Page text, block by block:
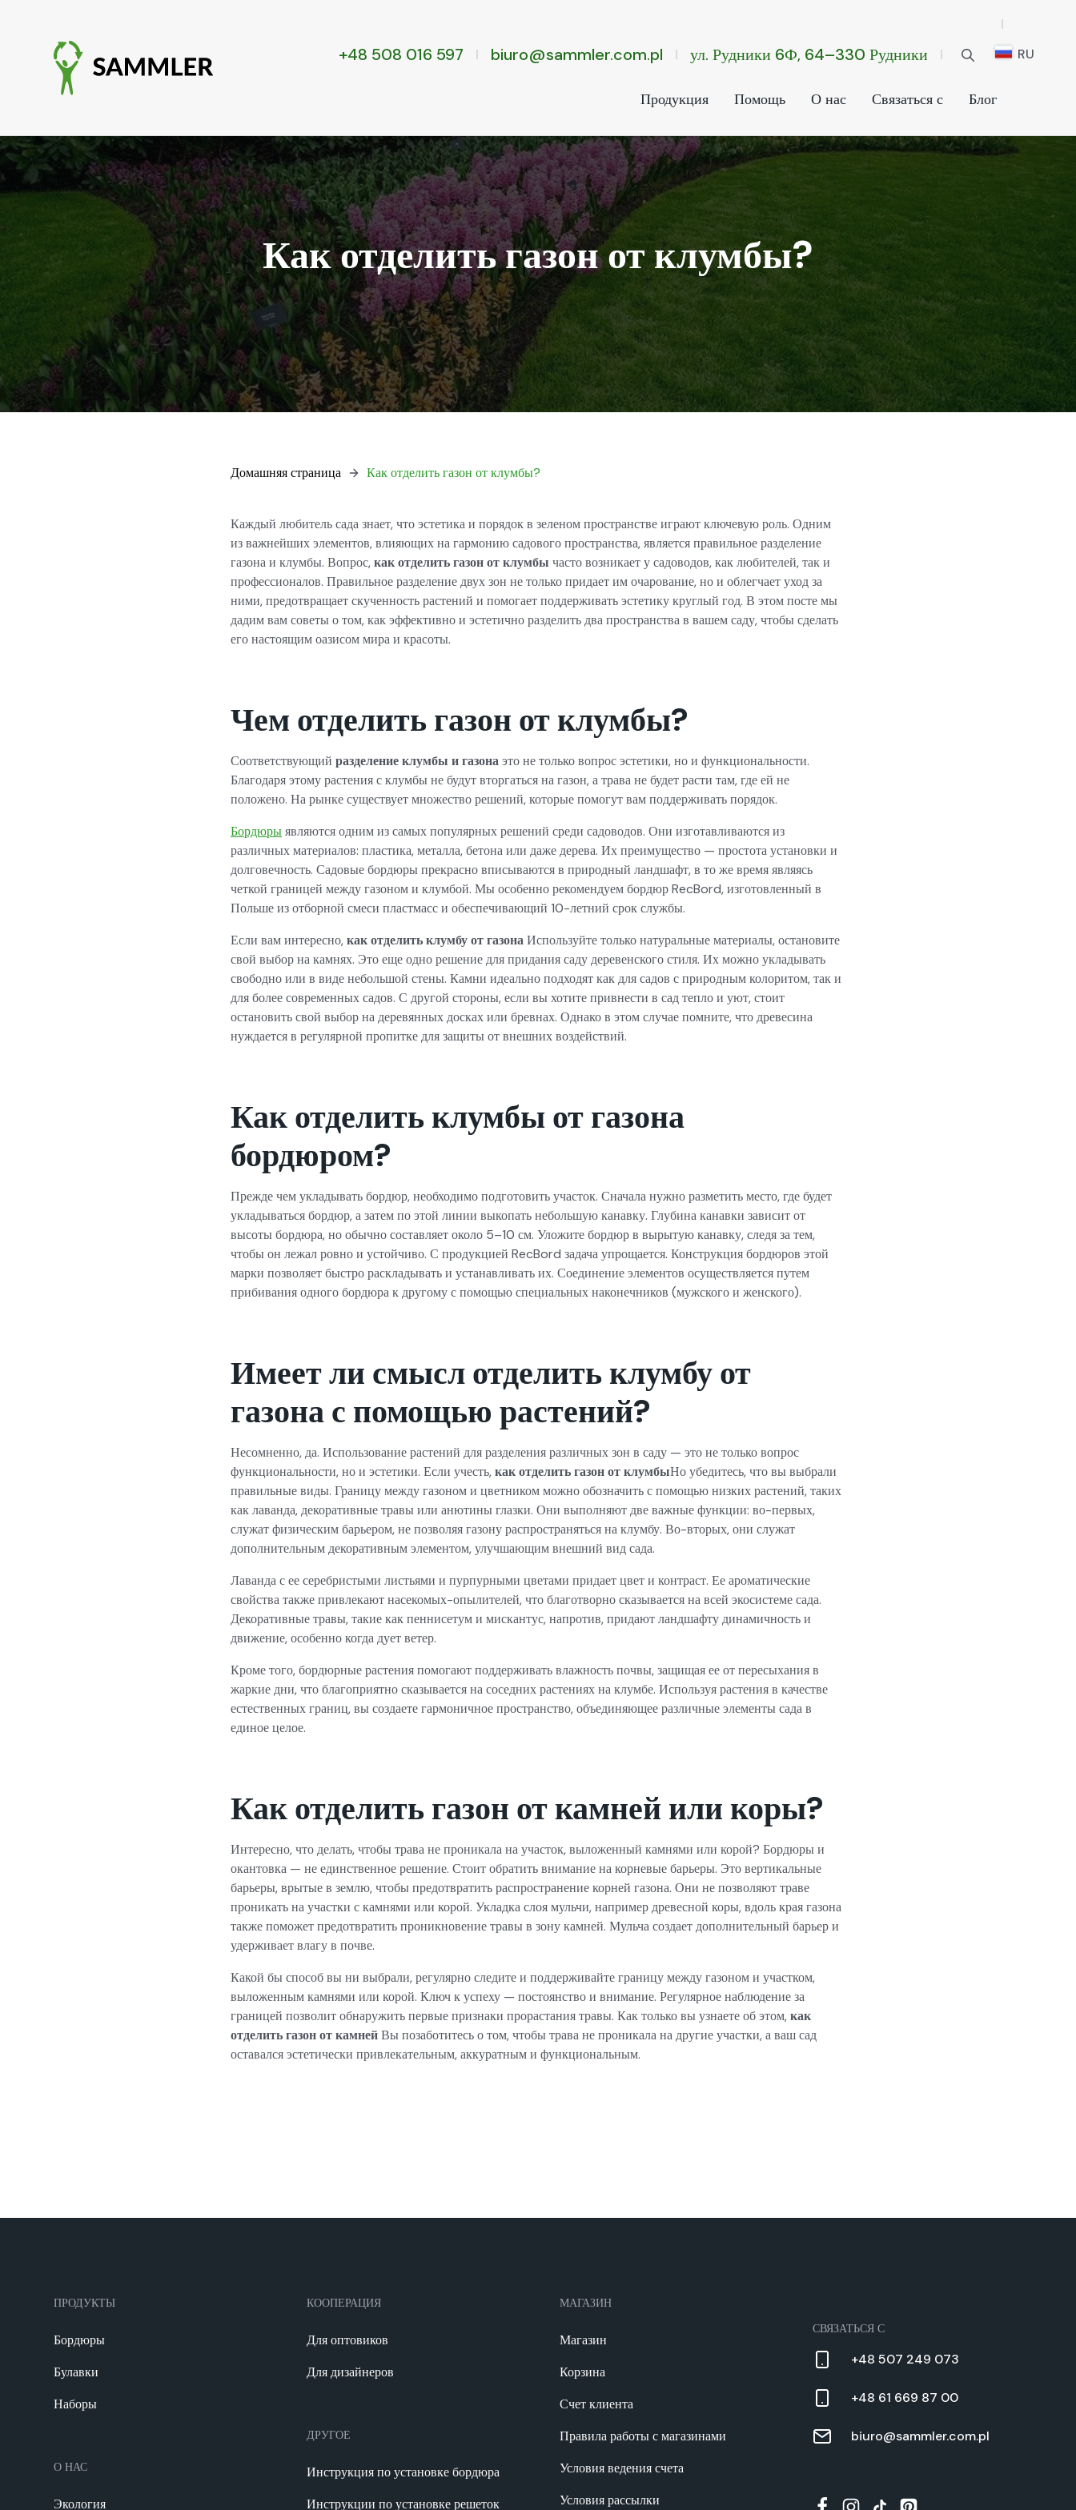
+48 508 016 597 biuro@sammler.com.pl ул. Рудники 6Ф, 64–330 Рудники RU
Продукция Помощь О нас Связаться с Блог
Как отделить газон от клумбы?
Домашняя страница Как отделить газон от клумбы?
Каждый любитель сада знает, что эстетика и порядок в зеленом пространстве играют ключевую роль. Одним
из важнейших элементов, влияющих на гармонию садового пространства, является правильное разделение
газона и клумбы. Вопрос,как отделить газон от клумбы часто возникает у садоводов, как любителей, так и
профессионалов. Правильное разделение двух зон не только придает им очарование, но и облегчает уход за
ними, предотвращает скученность растений и помогает поддерживать эстетику круглый год. В этом посте мы
дадим вам советы о том, как эффективно и эстетично разделить два пространства в вашем саду, чтобы сделать
его настоящим оазисом мира и красоты.
Чем отделить газон от клумбы?
Соответствующий разделение клумбы и газонаэто не только вопрос эстетики, но и функциональности.
Благодаря этому растения с клумбы не будут вторгаться на газон, а трава не будет расти там, где ей не
положено. На рынке существует множество решений, которые помогут вам поддерживать порядок.
Бордюрыявляются одним из самых популярных решений среди садоводов. Они изготавливаются из
различных материалов: пластика, металла, бетона или даже дерева. Их преимущество — простота установки и
долговечность. Садовые бордюры прекрасно вписываются в природный ландшафт, в то же время являясь
четкой границей между газоном и клумбой. Мы особенно рекомендуем бордюр RecBord, изготовленный в
Польше из отборной смеси пластмасс и обеспечивающий 10-летний срок службы.
Если вам интересно,как отделить клумбу от газонаИспользуйте только натуральные материалы, остановите
свой выбор на камнях. Это еще одно решение для придания саду деревенского стиля. Их можно укладывать
свободно или в виде небольшой стены. Камни идеально подходят как для садов с природным колоритом, так и
для более современных садов. С другой стороны, если вы хотите привнести в сад тепло и уют, стоит
остановить свой выбор на деревянных досках или бревнах. Однако в этом случае помните, что древесина
нуждается в регулярной пропитке для защиты от внешних воздействий.
Как отделить клумбы от газона
бордюром?
Прежде чем укладывать бордюр, необходимо подготовить участок. Сначала нужно разметить место, где будет
укладываться бордюр, а затем по этой линии выкопать небольшую канавку. Глубина канавки зависит от
высоты бордюра, но обычно составляет около 5–10 см. Уложите бордюр в вырытую канавку, следя за тем,
чтобы он лежал ровно и устойчиво. С продукцией RecBord задача упрощается. Конструкция бордюров этой
марки позволяет быстро раскладывать и устанавливать их. Соединение элементов осуществляется путем
прибивания одного бордюра к другому с помощью специальных наконечников (мужского и женского).
Имеет ли смысл отделить клумбу от
газона с помощью растений?
Несомненно, да. Использование растений для разделения различных зон в саду — это не только вопрос
функциональности, но и эстетики. Если учесть,как отделить газон от клумбыНо убедитесь, что вы выбрали
правильные виды. Границу между газоном и цветником можно обозначить с помощью низких растений, таких
как лаванда, декоративные травы или анютины глазки. Они выполняют две важные функции: во-первых,
служат физическим барьером, не позволяя газону распространяться на клумбу. Во-вторых, они служат
дополнительным декоративным элементом, улучшающим внешний вид сада.
Лаванда с ее серебристыми листьями и пурпурными цветами придает цвет и контраст. Ее ароматические
свойства также привлекают насекомых-опылителей, что благотворно сказывается на всей экосистеме сада.
Декоративные травы, такие как пеннисетум и мискантус, напротив, придают ландшафту динамичность и
движение, особенно когда дует ветер.
Кроме того, бордюрные растения помогают поддерживать влажность почвы, защищая ее от пересыхания в
жаркие дни, что благоприятно сказывается на соседних растениях на клумбе. Используя растения в качестве
естественных границ, вы создаете гармоничное пространство, объединяющее различные элементы сада в
единое целое.
Как отделить газон от камней или коры?
Интересно, что делать, чтобы трава не проникала на участок, выложенный камнями или корой? Бордюры и
окантовка — не единственное решение. Стоит обратить внимание на корневые барьеры. Это вертикальные
барьеры, врытые в землю, чтобы предотвратить распространение корней газона. Они не позволяют траве
проникать на участки с камнями или корой. Укладка слоя мульчи, например древесной коры, вдоль края газона
также поможет предотвратить проникновение травы в зону камней. Мульча создает дополнительный барьер и
удерживает влагу в почве.
Какой бы способ вы ни выбрали, регулярно следите и поддерживайте границу между газоном и участком,
выложенным камнями или корой. Ключ к успеху — постоянство и внимание. Регулярное наблюдение за
границей позволит обнаружить первые признаки прорастания травы. Как только вы узнаете об этом,как
отделить газон от камнейВы позаботитесь о том, чтобы трава не проникала на другие участки, а ваш сад
оставался эстетически привлекательным, аккуратным и функциональным.
ПРОДУКТЫ
Бордюры
Булавки
Наборы
О НАС
Экология
КООПЕРАЦИЯ
Для оптовиков
Для дизайнеров
ДРУГОЕ
Инструкция по установке бордюра
Инструкции по установке решеток
МАГАЗИН
Магазин
Корзина
Счет клиента
Правила работы с магазинами
Условия ведения счета
Условия рассылки
СВЯЗАТЬСЯ С
+48 507 249 073
+48 61 669 87 00
biuro@sammler.com.pl